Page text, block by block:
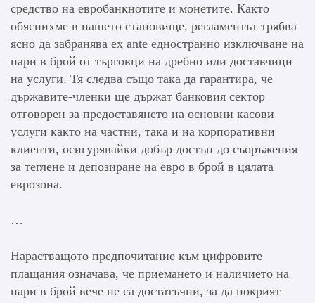
средство на евробанкнотите и монетите. Както
обяснихме в нашето становище, регламентът трябва
ясно да забранява ex ante едностранно изключване на
пари в брой от търговци на дребно или доставчици
на услуги. Тя следва също така да гарантира, че
държавите-членки ще държат банковия сектор
отговорен за предоставянето на основни касови
услуги както на частни, така и на корпоративни
клиенти, осигурявайки добър достъп до съоръжения
за теглене и депозиране на евро в брой в цялата
еврозона.
…
Нарастващото предпочитание към цифровите
плащания означава, че приемането и наличието на
пари в брой вече не са достатъчни, за да покрият